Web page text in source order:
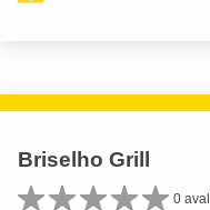
Briselho Grill
0 aval.